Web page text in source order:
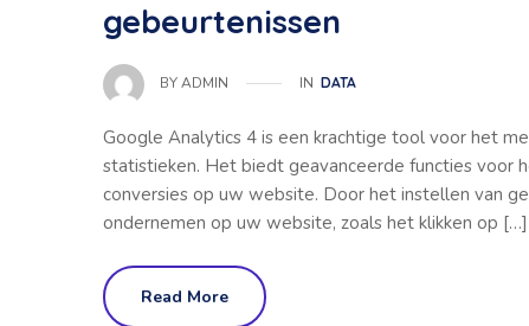
gebeurtenissen
BYADMIN IN DATA
Google Analytics 4 is een krachtige tool voor het
statistieken. Het biedt geavanceerde functies voor
conversies op uw website. Door het instellen van
ondernemen op uw website, zoals het klikken op […]
Read More